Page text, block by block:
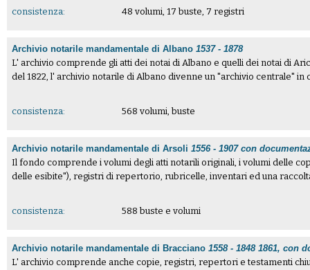
consistenza: 48 volumi, 17 buste, 7 registri
Archivio notarile mandamentale di Albano1537 - 1878
L' archivio comprende gli atti dei notai di Albano e quelli dei notai di
del 1822, l' archivio notarile di Albano divenne un "archivio centrale" in
consistenza: 568 volumi, buste
Archivio notarile mandamentale di Arsoli1556 - 1907 con
Il fondo comprende i volumi degli atti notarili originali, i volumi delle
delle esibite"), registri di repertorio, rubricelle, inventari ed una
consistenza: 588 buste e volumi
Archivio notarile mandamentale di Bracciano1558 - 1848 1861, con
L' archivio comprende anche copie, registri, repertori e testamenti